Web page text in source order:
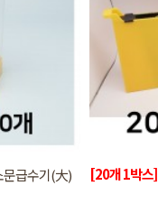
문급수기(大)
[20개 1박스]